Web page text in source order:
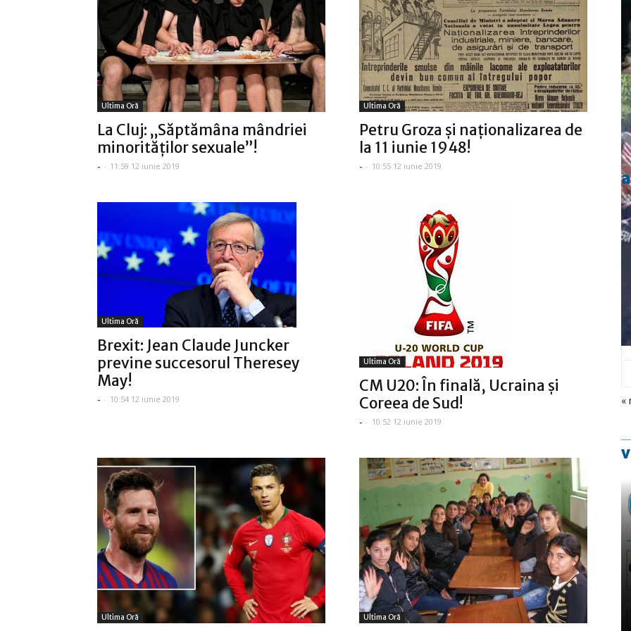
Ultima Oră
La Cluj: „Săptămâna mândriei
minorităţilor sexuale”!
- - 11:59 12 iunie 2019
Ultima Oră
Petru Groza şi naţionalizarea de
la 11 iunie 1948!
- - 10:55 12 iunie 2019
Ultima Oră
Brexit: Jean Claude Juncker
previne succesorul Theresey
May!
- - 10:54 12 iunie 2019
Ultima Oră
CM U20: În finală, Ucraina şi
Coreea de Sud!
- - 10:52 12 iunie 2019
Ultima Oră Ultima Oră
«